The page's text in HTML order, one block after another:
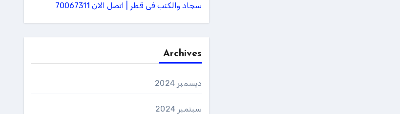
سجاد والكنب فى قطر | اتصل الان 70067311
Archives
ديسمبر 2024
سبتمبر 2024